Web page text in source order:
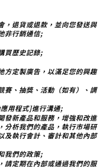
，退貨或退款，並向您發送與
非行銷通信;
買歷史記錄;
方定製廣告，以滿足您的興趣
賽、抽獎、活動（如有）、調
用程式]進行溝通;
發新產品和服務，增強和改進
分析我們的產品，執行市場研
及執行會計、審計和其他內部
我們的政策;
請定期在內部或通過我們的服